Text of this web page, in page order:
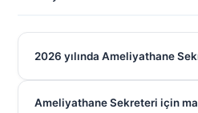
2026 yılında Ameliyathane
Ameliyathane Sekreteri için